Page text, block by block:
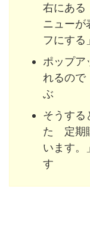
右にある
ニューが
フにする
ポップア
れるので
ぶ
そうする
た 定期
います。
す